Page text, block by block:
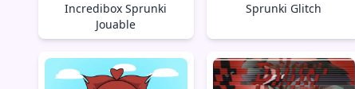
Incredibox Sprunki
Jouable
Sprunki Glitch